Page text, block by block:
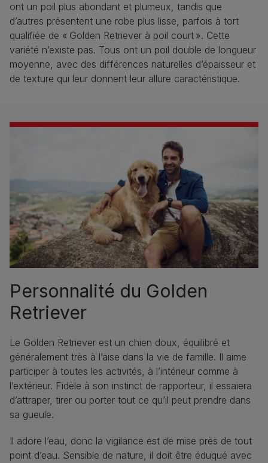
ont un poil plus abondant et plumeux, tandis que
d’autres présentent une robe plus lisse, parfois à tort
qualifiée de « Golden Retriever à poil court ». Cette
variété n’existe pas. Tous ont un poil double de longueur
moyenne, avec des différences naturelles d’épaisseur et
de texture qui leur donnent leur allure caractéristique.
Personnalité du Golden
Retriever
Le Golden Retriever est un chien doux, équilibré et
généralement très à l’aise dans la vie de famille. Il aime
participer à toutes les activités, à l’intérieur comme à
l’extérieur. Fidèle à son instinct de rapporteur, il essaiera
d’attraper, tirer ou porter tout ce qu’il peut prendre dans
sa gueule.
Il adore l’eau, donc la vigilance est de mise près de tout
point d’eau. Sensible de nature, il doit être éduqué avec